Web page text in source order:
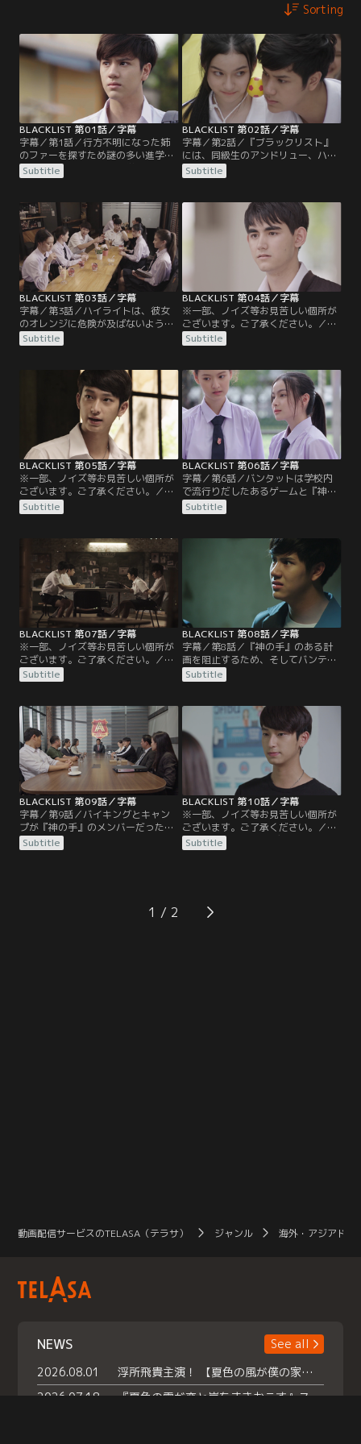
Sorting
BLACKLIST 第01話／字幕
字幕／第1話／行方不明になった姉
のファーを探すため謎の多い進学
校・エーカナン高校に入学したトラ
フィックは、失踪につながる手掛か
ューとハイライトも加わるが、何者
かによって襲われ囚われの身となっ
てしまう。なんとか危機を脱したト
ラフィックは、担任教師のワンパデ
ットから学園の謎を調査するために
集められた…。
Subtitle
BLACKLIST 第02話／字幕
字幕／第2話／『ブラックリスト』
には、同級生のアンドリュー、ハイ
ライト、バンタット、ジンベエ、タ
イトルの姿が。トラフィックは学園
姉の失踪に関わっていることを知
り、『ブラックリスト』のメンバー
とともに周辺人物を調査すること
に。『神の手』と接触した人物を尾
行するなか、アンドリューは自身を
差し置いてリーダーに選ばれた…。
Subtitle
BLACKLIST 第03話／字幕
字幕／第3話／ハイライトは、彼女
のオレンジに危険が及ばないよう
『ブラックリスト』のことを話せず
にいた。そんな中、学園内で起きた
査すべく、被害者のジュートの元を
訪れると、彼は建物の屋上から飛び
降りようとしていた。ハイライトは
彼の自殺を止め犯人捜索を約束する
も、精神的に追い詰められたジュー
トはとんでもない行動に出る。
Subtitle
BLACKLIST 第04話／字幕
※一部、ノイズ等お見苦しい個所が
ございます。ご了承ください。／字
幕／第4話／初恋の相手であるカッ
プケーキと再会するタイトル。しか
は、闇の組織『神の手』から追われ
ていた。愛する人を守るため、タイ
トルは『ブラックリスト』のメンバ
ーには知らせず、ダークと2人で
『神の手』とそのリーダーが集まる
場所へと乗り込むのだが…。
Subtitle
BLACKLIST 第05話／字幕
※一部、ノイズ等お見苦しい個所が
ございます。ご了承ください。／字
幕／第5話／ダークに裏切られ大怪
我を負ったタイトルは、これ以上仲
リスト』を抜けることに。ジンベエ
は情報収集のため『神の手』の一味
になりすまし、彼らが運営するカジ
ノへの潜入を試みる。しかし、そこ
には何故かキャロットの姿が…。
Subtitle
BLACKLIST 第06話／字幕
字幕／第6話／バンタットは学校内
で流行りだしたあるゲームと『神の
手』との関連を調べる中で、校長の
姪であるライラと急接近する。一
サポート集団『アイジーニアス』へ
潜入調査をすることに。タイトルは
生徒会へ入会し、生徒会長のキャン
プから『ブラックリスト』のメンバ
ーを監視するように命じられる。
Subtitle
BLACKLIST 第07話／字幕
※一部、ノイズ等お見苦しい個所が
ございます。ご了承ください。／字
幕／第7話／『神の手』によって薬
物を盛られたアンドリュー、ハイラ
さらに、バンタットが何者かによっ
て連れ去られてしまう。そんな中、
ハイライトはオレンジがタイトルと
親しげに話す姿を目撃。オレンジを
めぐって、ハイライトとタイトルは
口論になってしまう。
Subtitle
BLACKLIST 第08話／字幕
字幕／第8話／『神の手』のある計
画を阻止するため、そしてバンテッ
トを救出するため『ブラックリス
ト』のメンバーは敵のアジトに潜入
何故かタイトルの姿が…。
Subtitle
BLACKLIST 第09話／字幕
字幕／第9話／バイキングとキャン
プが『神の手』のメンバーだったこ
とで生徒会は解散となり、校内に平
和が訪れたかのように思えた。しか
集めるよう指示するも、その強引な
やり方にトラフィックは不信感を募
Subtitle
BLACKLIST 第10話／字幕
※一部、ノイズ等お見苦しい個所が
ございます。ご了承ください。／字
幕／第10話／ワンパデットとジンマ
ニーが、クリン校長の手下によって
た廃ビルで、衝撃的な現場を目撃し
てしまう。そしてアンドリューに
Subtitle
1
動画配信サービスのTELASA（テラサ） ジャンル 海外・アジアドラ
NEWS
See all
2026.08.01
浮所飛貴主演！ 【夏色の風が僕の家にやってきた】 本日よりテラサで独占配信スタート！
2026.07.18
『夏色の雲が恋と嵐をまきおこす』スペシャルメイキング 【Part1】2026年７月18日（土）23時30分～配信スタート！話題のシーンの裏側を大公開！豪華キャスト大集合！ 『武宮家 真夏の家族会議』開催！